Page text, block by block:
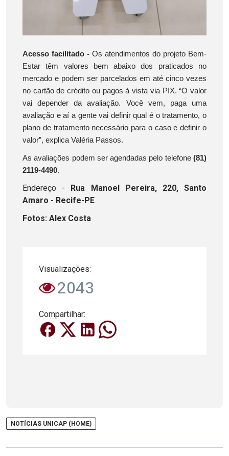
Acesso facilitado - Os atendimentos do projeto Bem-
Estar têm valores bem abaixo dos praticados no
mercado e podem ser parcelados em até cinco vezes
no cartão de crédito ou pagos à vista via PIX. “O valor
vai depender da avaliação. Você vem, paga uma
avaliação e aí a gente vai definir qual é o tratamento, o
plano de tratamento necessário para o caso e definir o
valor”, explica Valéria Passos.
As avaliações podem ser agendadas pelo telefone (81)
2119-4490.
Endereço - Rua Manoel Pereira, 220, Santo
Amaro - Recife-PE
Fotos: Alex Costa
Visualizações:
2043
Compartilhar:
NOTÍCIAS UNICAP (HOME)